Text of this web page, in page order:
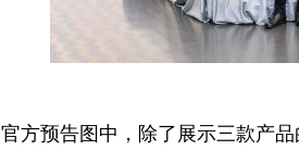
官方预告图中，除了展示三款产